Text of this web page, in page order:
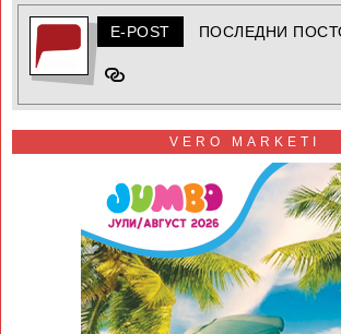
E-POST ПОСЛЕДНИ
VERO MARKETI